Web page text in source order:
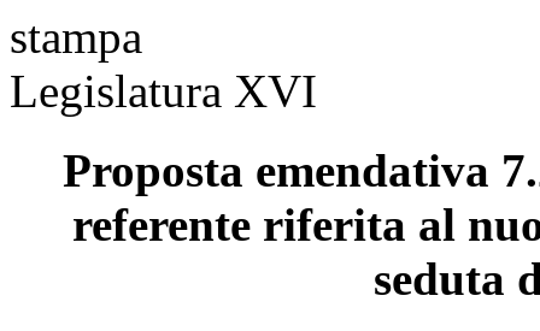
stampa
Legislatura XVI
Proposta emendativa
referente riferita al
seduta